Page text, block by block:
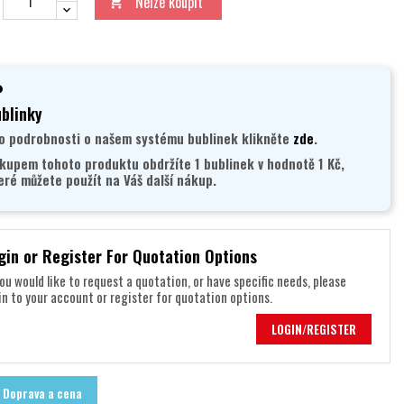
podrobnosti o našem systému bublinek klikněte zde.
tohoto produktu obdržíte 1 bublinek v hodnotě 1 Kč,
můžete použít na Váš další nákup.
or Register For Quotation Options
would like to request a quotation, or have specific needs, please
to your account or register for quotation options.
LOGIN/REGISTER
Doprava a cena